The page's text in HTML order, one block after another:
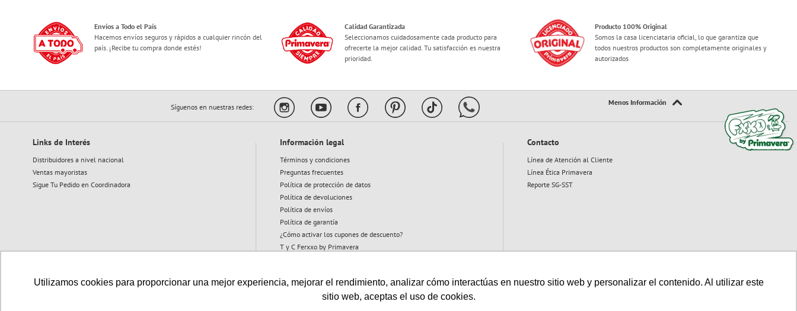
Utilizamos cookies para proporcionar una mejor experiencia, mejorar el rendimiento, analizar cómo interactúas en nuestro sitio web y personalizar el contenido. Al utilizar este
sitio web, aceptas el uso de cookies.
Envíos a Todo el País
Hacemos envíos seguros y rápidos a cualquier rincón del
país. ¡Recibe tu compra donde estés!
Calidad Garantizada
Seleccionamos cuidadosamente cada producto para
ofrecerte la mejor calidad. Tu satisfacción es nuestra
prioridad.
Producto 100% Original
Somos la casa licenciataria oficial, lo que garantiza que
todos nuestros productos son completamente originales y
autorizados
Síguenos en nuestras redes:
Links de Interés
Distribuidores a nivel nacional
Ventas mayoristas
Sigue Tu Pedido en Coordinadora
Información legal
Términos y condiciones
Preguntas frecuentes
Política de protección de datos
Política de devoluciones
Política de envíos
Política de garantía
¿Cómo activar los cupones de descuento?
T y C Ferxxo by Primavera
Contacto
Línea de Atención al Cliente
Línea Ética Primavera
Reporte SG-SST
Vigilado: